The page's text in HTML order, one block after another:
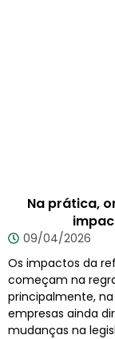
Na prática,
09/04/2026
Os impactos da
começam na
principalmente,
empresas ainda
mudanças na